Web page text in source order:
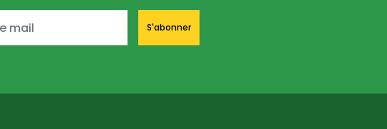
S'abonner